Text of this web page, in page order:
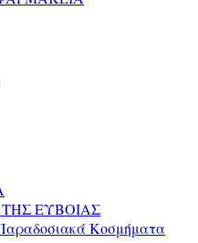
ΤΗΣ ΕΥΒΟΙΑΣ
Κοσμήματα